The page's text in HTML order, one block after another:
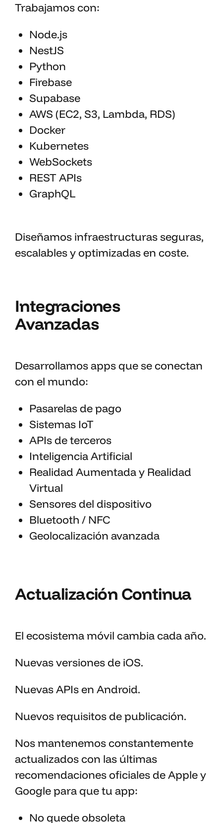
Trabajamos con:
Node.js
NestJS
Python
Firebase
Supabase
AWS (EC2, S3, Lambda, RDS)
Docker
Kubernetes
WebSockets
REST APIs
GraphQL
Diseñamos infraestructuras seguras,
escalables y optimizadas en coste.
Integraciones
Avanzadas
Desarrollamos apps que se conectan
con el mundo:
Pasarelas de pago
Sistemas IoT
APIs de terceros
Inteligencia Artificial
Realidad Aumentada y Realidad
Virtual
Sensores del dispositivo
Bluetooth / NFC
Geolocalización avanzada
Actualización Continua
El ecosistema móvil cambia cada año.
Nuevas versiones de iOS.
Nuevas APIs en Android.
Nuevos requisitos de publicación.
Nos mantenemos constantemente
actualizados con las últimas
recomendaciones oficiales de Apple y
Google para que tu app:
No quede obsoleta